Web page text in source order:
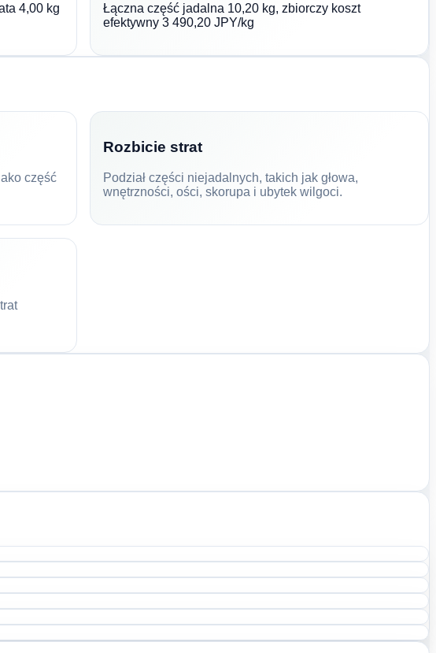
4,00 kg
Łączna część jadalna 10,20 kg, zbiorczy koszt
efektywny 3 490,20 JPY/kg
część
Rozbicie strat
Podział części niejadalnych, takich jak głowa,
wnętrzności, ości, skorupa i ubytek wilgoci.